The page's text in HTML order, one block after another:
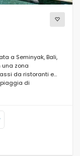
a Seminyak, Bali,
una zona
da ristoranti e
di